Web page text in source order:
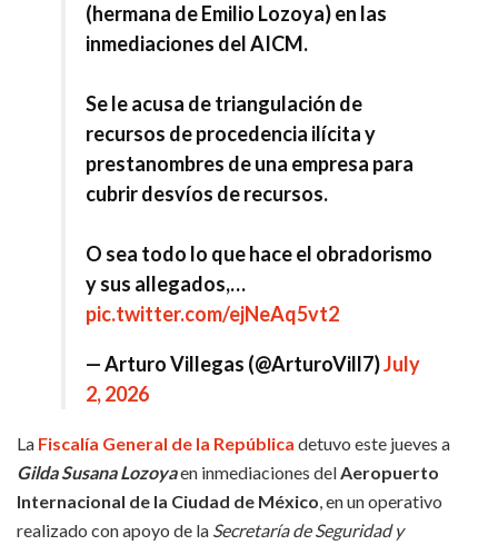
(hermana de Emilio Lozoya) en las
inmediaciones del AICM.
Se le acusa de triangulación de
recursos de procedencia ilícita y
prestanombres de una empresa para
cubrir desvíos de recursos.
O sea todo lo que hace el obradorismo
y sus allegados,…
pic.twitter.com/ejNeAq5vt2
— Arturo Villegas (@ArturoVill7)July
2, 2026
La Fiscalía General de la República detuvo este jueves a
Gilda Susana Lozoyaen inmediaciones delAeropuerto
Internacional de la Ciudad de México, en un operativo
realizado con apoyo de la Secretaría de Seguridad y